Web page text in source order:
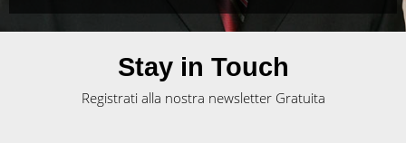
Stay in Touch
Registrati alla nostra newsletter Gratuita